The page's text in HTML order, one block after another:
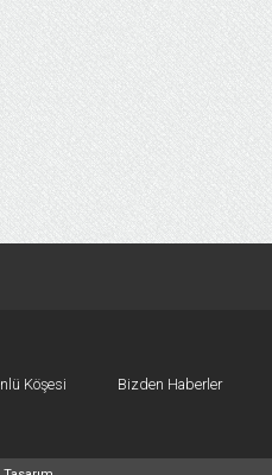
Köşesi Bizden Haberler